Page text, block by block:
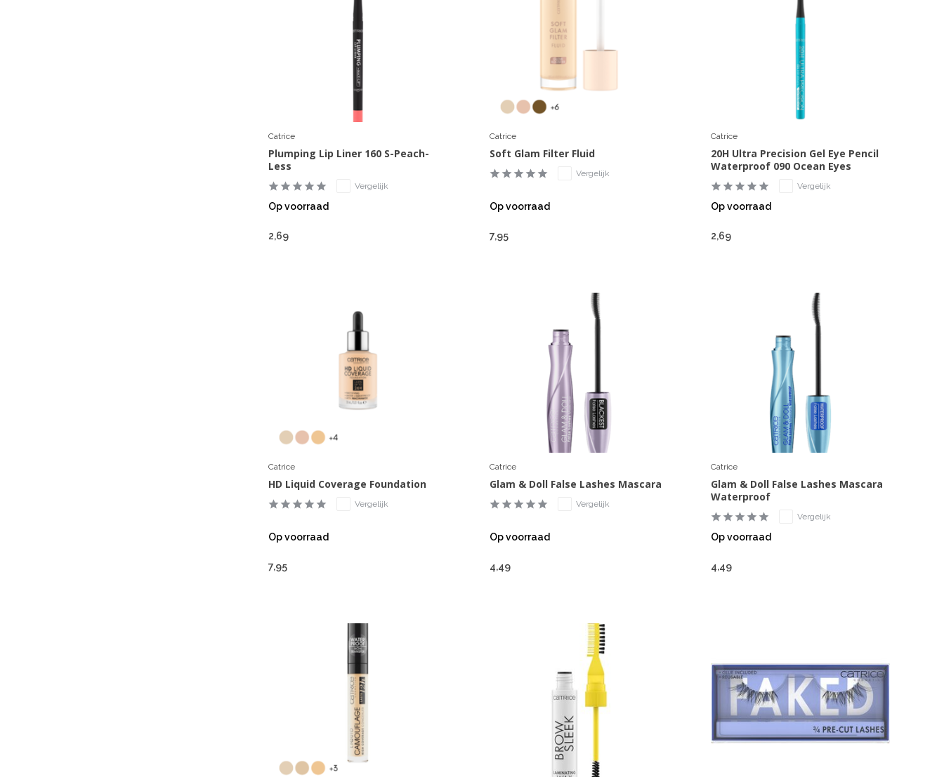
Catrice
Plumping Lip Liner 160 S-Peach-
Less
Vergelijk
Op voorraad
2,69
Catrice
Soft Glam Filter Fluid
Vergelijk
Op voorraad
7,95
Catrice
20H Ultra Precision Gel Eye Pencil
Waterproof 090 Ocean Eyes
Vergelijk
Op voorraad
2,69
Catrice
HD Liquid Coverage Foundation
Vergelijk
Op voorraad
7,95
Catrice
Glam & Doll False Lashes Mascara
Vergelijk
Op voorraad
4,49
Catrice
Glam & Doll False Lashes Mascara
Waterproof
Vergelijk
Op voorraad
4,49